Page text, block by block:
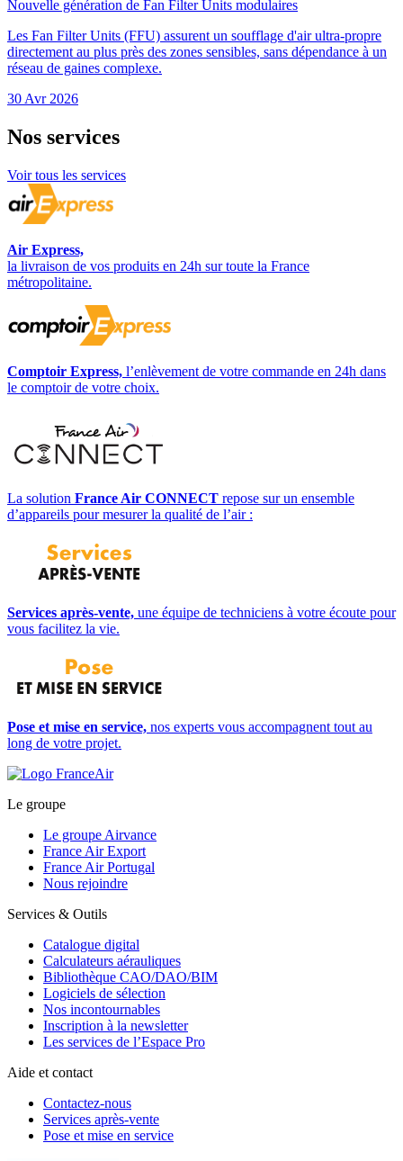
Nouvelle génération de Fan Filter Units modulaires
Les Fan Filter Units (FFU) assurent un soufflage d'air ultra-propre
directement au plus près des zones sensibles, sans dépendance à un
réseau de gaines complexe.
30 Avr 2026
Nos services
Voir tous les services
Air Express,
la livraison de vos produits en 24h sur toute la France
métropolitaine.
Comptoir Express, l’enlèvement de votre commande en 24h dans
le comptoir de votre choix.
La solution France Air CONNECT repose sur un ensemble
d’appareils pour mesurer la qualité de l’air :
Services après-vente, une équipe de techniciens à votre écoute pour
vous facilitez la vie.
Pose et mise en service, nos experts vous accompagnent tout au
long de votre projet.
Le groupe
Le groupe Airvance
France Air Export
France Air Portugal
Nous rejoindre
Services & Outils
Catalogue digital
Calculateurs aérauliques
Bibliothèque CAO/DAO/BIM
Logiciels de sélection
Nos incontournables
Inscription à la newsletter
Les services de l’Espace Pro
Aide et contact
Contactez-nous
Services après-vente
Pose et mise en service